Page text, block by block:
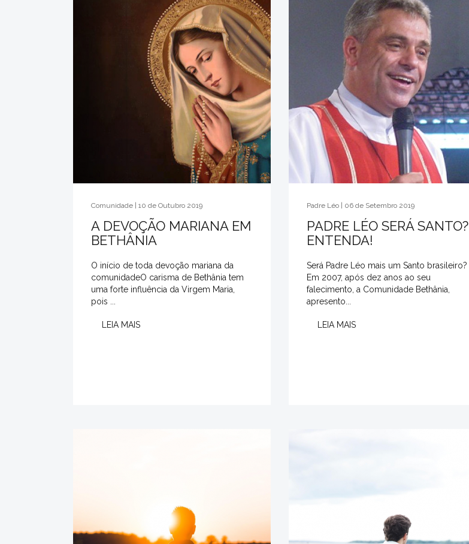
Comunidade | 10 de Outubro 2019
A DEVOÇÃO MARIANA EM
BETHÂNIA
O início de toda devoção mariana da
comunidadeO carisma de Bethânia tem
uma forte influência da Virgem Maria,
pois ...
LEIA MAIS
Padre Léo | 06 de Setembro 2019
PADRE LÉO SERÁ SANTO?
ENTENDA!
Será Padre Léo mais um Santo brasileiro?
Em 2007, após dez anos ao seu
falecimento, a Comunidade Bethânia,
apresento...
LEIA MAIS